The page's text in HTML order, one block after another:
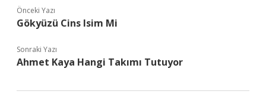
Önceki Yazı
Gökyüzü Cins Isim Mi
Sonraki Yazı
Ahmet Kaya Hangi Takımı Tutuyor